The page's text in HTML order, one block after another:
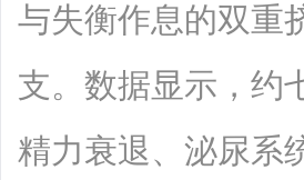
与失衡作息的双重
支。数据显示，约
精力衰退、泌尿系